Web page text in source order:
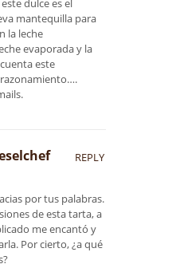
dulce es el
mantequilla para
la leche
evaporada y la
este
REPLY
por tus palabras.
de esta tarta, a
me encantó y
Por cierto, ¿a qué